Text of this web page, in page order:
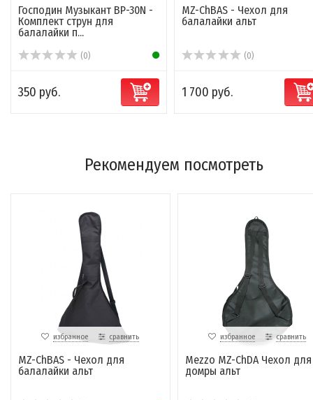
Господин Музыкант BP-30N -
Комплект струн для
балалайки п...
(0)
350 руб.
MZ-ChBAS - Чехол для
балалайки альт
(0)
1 700 руб.
Рекомендуем посмотреть
избранное сравнить
MZ-ChBAS - Чехол для
балалайки альт
избранное сравнить
Mezzo MZ-ChDA Чехол для
домры альт